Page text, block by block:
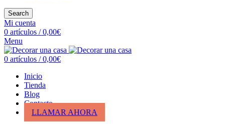
Search
Mi cuenta
0 artículos / 0,00€
Menu
0 artículos / 0,00€
Inicio
Tienda
Blog
Contacto
LLAMAR AHORA